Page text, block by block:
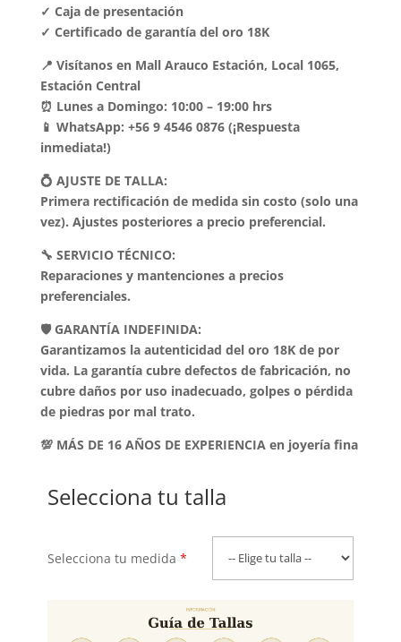
✓ Caja de presentación
✓ Certificado de garantía del oro 18K
📍 Visítanos en Mall Arauco Estación, Local 1065,
Estación Central
⏰ Lunes a Domingo: 10:00 – 19:00 hrs
📱 WhatsApp: +56 9 4546 0876 (¡Respuesta
inmediata!)
💍 AJUSTE DE TALLA:
Primera rectificación de medida sin costo (solo una
vez). Ajustes posteriores a precio preferencial.
🔧 SERVICIO TÉCNICO:
Reparaciones y mantenciones a precios
preferenciales.
🛡️ GARANTÍA INDEFINIDA:
Garantizamos la autenticidad del oro 18K de por
vida. La garantía cubre defectos de fabricación, no
cubre daños por uso inadecuado, golpes o pérdida
de piedras por mal trato.
💯 MÁS DE 16 AÑOS DE EXPERIENCIA en joyería fina
Selecciona tu talla
Selecciona tu medida *